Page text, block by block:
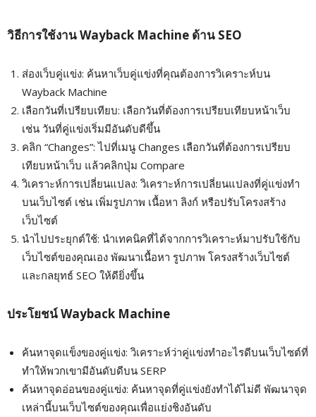
วิธีการใช้งาน Wayback Machine ด้าน SEO
ส่องเว็บคู่แข่ง: ค้นหาเว็บคู่แข่งที่คุณต้องการวิเคราะห์บน
Wayback Machine
เลือกวันที่เปรียบเทียบ: เลือกวันที่ต้องการเปรียบเทียบหน้าเว็บ
เช่น วันที่คู่แข่งเริ่มมีอันดับดีขึ้น
คลิก “Changes”: ไปที่เมนู Changes เลือกวันที่ต้องการเปรียบ
เทียบหน้าเว็บ แล้วคลิกปุ่ม Compare
วิเคราะห์การเปลี่ยนแปลง: วิเคราะห์การเปลี่ยนแปลงที่คู่แข่งทำ
บนเว็บไซต์ เช่น เพิ่มรูปภาพ เนื้อหา ลิงก์ หรือปรับโครงสร้าง
เว็บไซต์
นำไปประยุกต์ใช้: นำเทคนิคที่ได้จากการวิเคราะห์มาปรับใช้กับ
เว็บไซต์ของคุณเอง พัฒนาเนื้อหา รูปภาพ โครงสร้างเว็บไซต์
และกลยุทธ์ SEO ให้ดียิ่งขึ้น
ประโยชน์ Wayback Machine
ค้นหาจุดแข็งของคู่แข่ง: วิเคราะห์ว่าคู่แข่งทำอะไรดีบนเว็บไซต์ที่
ทำให้พวกเขามีอันดับดีบน SERP
ค้นหาจุดอ่อนของคู่แข่ง: ค้นหาจุดที่คู่แข่งยังทำได้ไม่ดี พัฒนาจุด
เหล่านี้บนเว็บไซต์ของคุณเพื่อแย่งชิงอันดับ